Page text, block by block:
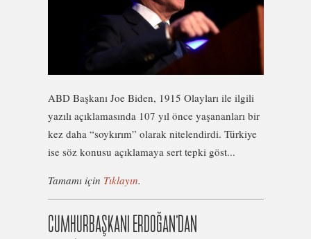
ABD Başkanı Joe Biden, 1915 Olayları ile ilgili
yazılı açıklamasında 107 yıl önce yaşananları bir
kez daha “soykırım” olarak nitelendirdi. Türkiye
ise söz konusu açıklamaya sert tepki göst...
Tamamı için Tıklayın.
CUMHURBAŞKANI ERDOĞAN’DAN